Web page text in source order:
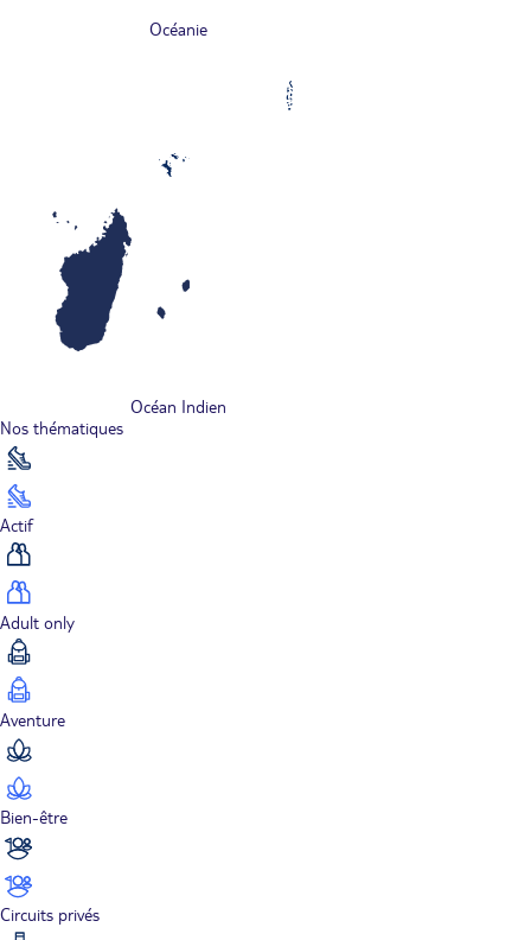
Océanie
Océan Indien
Nos thématiques
Actif
Adult only
Aventure
Bien-être
Circuits privés